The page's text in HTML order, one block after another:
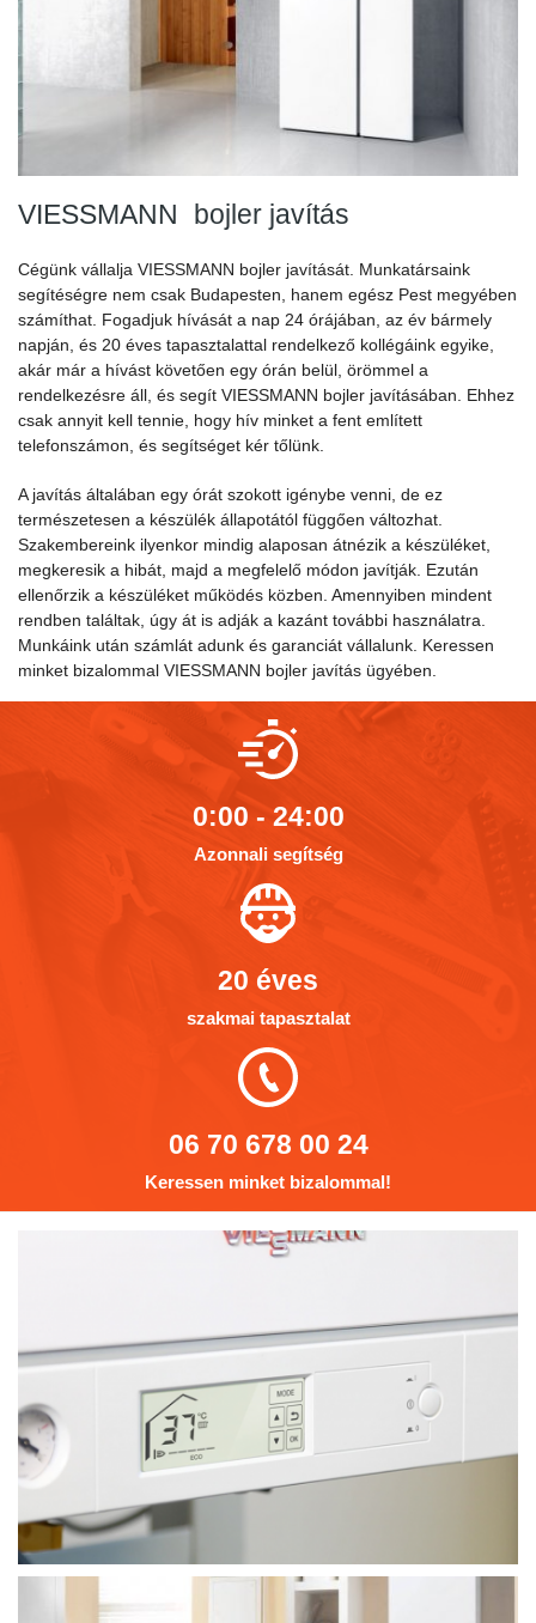
VIESSMANN bojler javítás
Cégünk vállalja VIESSMANN bojler javítását. Munkatársaink
segítéségre nem csak Budapesten, hanem egész Pest megyében
számíthat. Fogadjuk hívását a nap 24 órájában, az év bármely
napján, és 20 éves tapasztalattal rendelkező kollégáink egyike,
akár már a hívást követően egy órán belül, örömmel a
rendelkezésre áll, és segít VIESSMANN bojler javításában. Ehhez
csak annyit kell tennie, hogy hív minket a fent említett
telefonszámon, és segítséget kér tőlünk.
A javítás általában egy órát szokott igénybe venni, de ez
természetesen a készülék állapotától függően változhat.
Szakembereink ilyenkor mindig alaposan átnézik a készüléket,
megkeresik a hibát, majd a megfelelő módon javítják. Ezután
ellenőrzik a készüléket működés közben. Amennyiben mindent
rendben találtak, úgy át is adják a kazánt további használatra.
Munkáink után számlát adunk és garanciát vállalunk. Keressen
minket bizalommal VIESSMANN bojler javítás ügyében.
0:00 - 24:00
Azonnali segítség
20 éves
szakmai tapasztalat
06 70 678 00 24
Keressen minket bizalommal!